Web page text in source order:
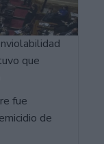
que
fue
de